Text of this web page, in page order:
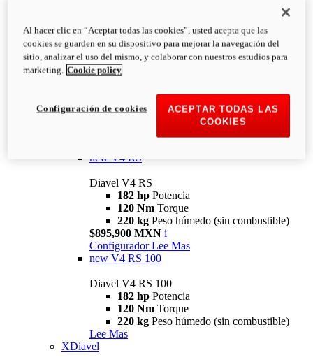
Diavel
V4
Diavel V4
126 NmTorque
223 kg
PESO HÚMEDO SIN
new V4 RS
Diavel V4 RS
182 hp Potencia
120 Nm Torque
220 kg Peso húmedo (sin combustible)
$895,900 MXN i
Configurador Lee Mas
new V4 RS 100
Diavel V4 RS 100
182 hp Potencia
120 Nm Torque
220 kg Peso húmedo (sin combustible)
Lee Mas
XDiavel
Al hacer clic en “Aceptar todas las cookies”, usted acepta que las
cookies se guarden en su dispositivo para mejorar la navegación del
sitio, analizar el uso del mismo, y colaborar con nuestros estudios para
marketing. Cookie policy
ACEPTAR TODAS LAS
COOKIES
Configuración de cookies